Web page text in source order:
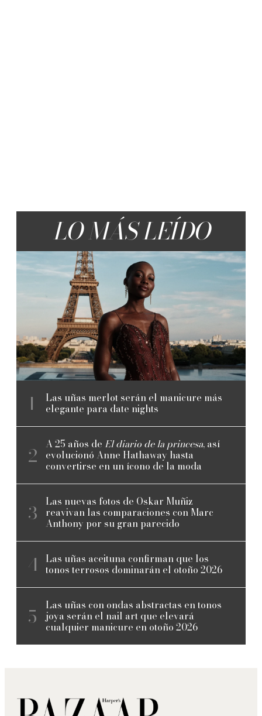
LO MÁS LEÍDO
Las uñas merlot serán el manicure más
elegante para date nights
A 25 años de El diario de la princesa, así
evolucionó Anne Hathaway hasta
convertirse en un ícono de la moda
Las nuevas fotos de Oskar Muñiz
reavivan las comparaciones con Marc
Anthony por su gran parecido
Las uñas aceituna confirman que los
tonos terrosos dominarán el otoño 2026
Las uñas con ondas abstractas en tonos
joya serán el nail art que elevará
cualquier manicure en otoño 2026